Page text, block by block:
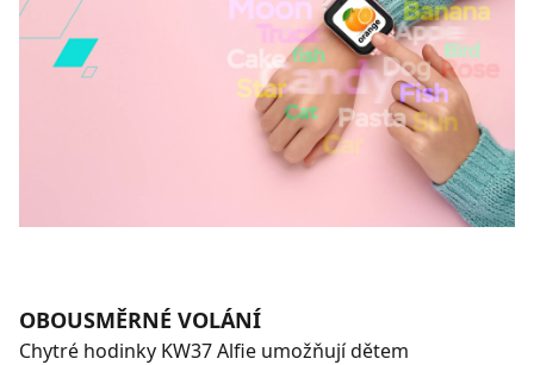
OBOUSMĚRNÉ VOLÁNÍ
Chytré hodinky KW37 Alfie umožňují dětem